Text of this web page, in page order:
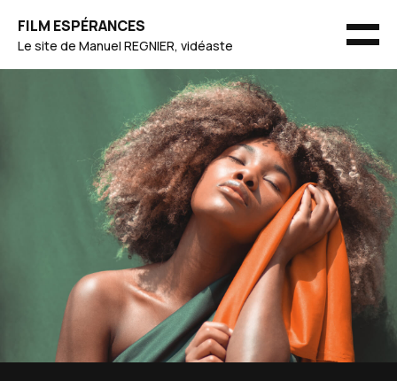
content
FILM ESPÉRANCES
Le site de Manuel REGNIER, vidéaste